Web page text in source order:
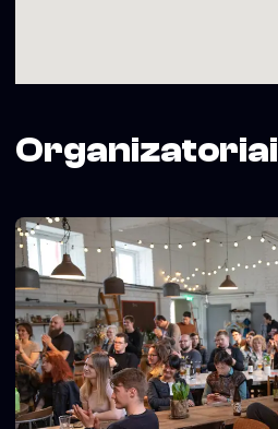
Organizatoriai